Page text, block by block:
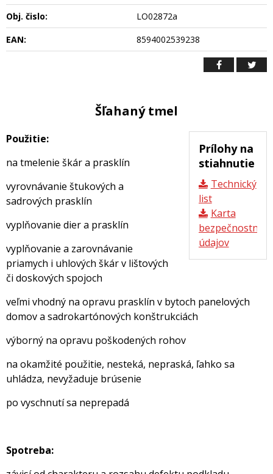
Obj. čislo:
LO02872a
EAN:
8594002539238
Šľahaný tmel
Prílohy na
stiahnutie
Technický
list
Karta
bezpečnostných
údajov
Použitie:
na tmelenie škár a prasklín
vyrovnávanie štukových a
sadrových prasklín
vyplňovanie dier a prasklín
vyplňovanie a zarovnávanie
priamych i uhlových škár v lištových
či doskových spojoch
veľmi vhodný na opravu prasklín v bytoch panelových
domov a sadrokartónových konštrukciách
výborný na opravu poškodených rohov
na okamžité použitie, nesteká, nepraská, ľahko sa
uhládza, nevyžaduje brúsenie
po vyschnutí sa neprepadá
Spotreba: